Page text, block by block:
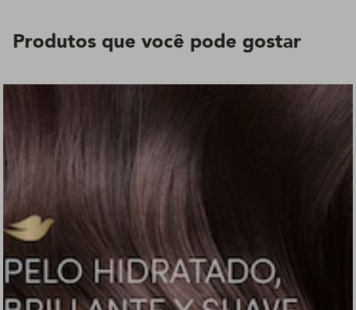
Produtos que você pode gostar